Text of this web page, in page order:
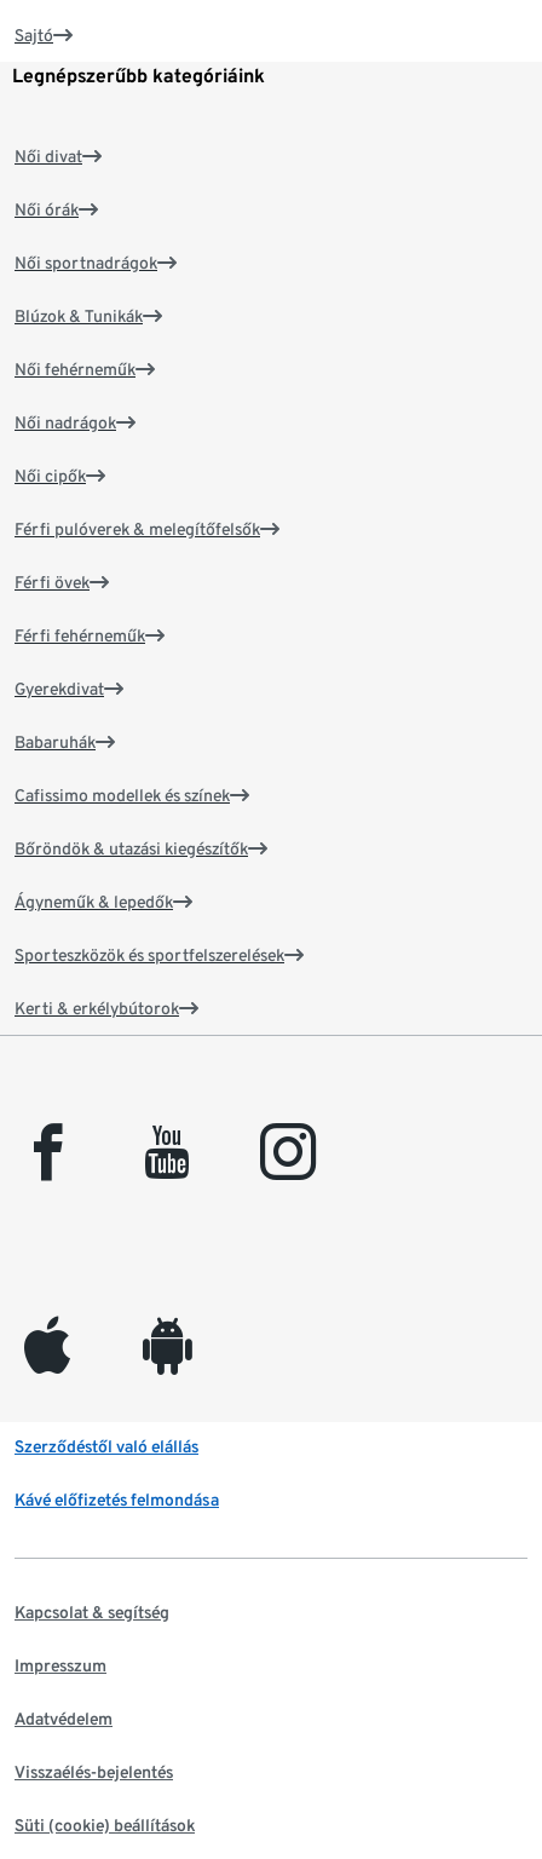
Sajtó
Legnépszerűbb kategóriáink
Női divat
Női órák
Női sportnadrágok
Blúzok & Tunikák
Női fehérneműk
Női nadrágok
Női cipők
Férfi pulóverek & melegítőfelsők
Férfi övek
Férfi fehérneműk
Gyerekdivat
Babaruhák
Cafissimo modellek és színek
Bőröndök & utazási kiegészítők
Ágyneműk & lepedők
Sporteszközök és sportfelszerelések
Kerti & erkélybútorok
facebook youtube instagram
appleinc android
Szerződéstől való elállás
Kávé előfizetés felmondása
Kapcsolat & segítség
Impresszum
Adatvédelem
Visszaélés-bejelentés
Süti (cookie) beállítások